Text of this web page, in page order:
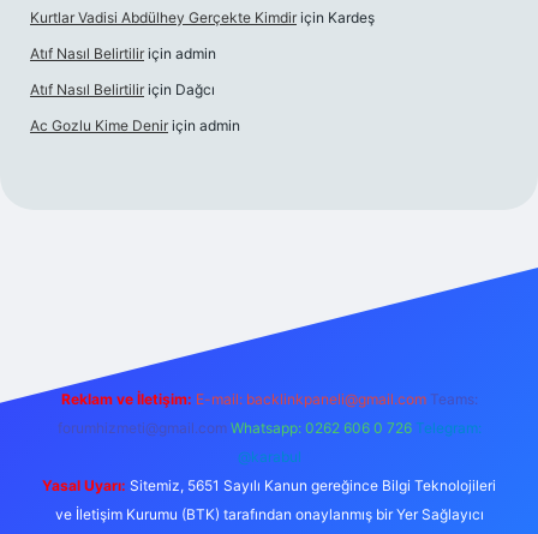
Kurtlar Vadisi Abdülhey Gerçekte Kimdir için Kardeş
Atıf Nasıl Belirtilir için admin
Atıf Nasıl Belirtilir için Dağcı
Ac Gozlu Kime Denir için admin
Reklam ve İletişim: E-mail: backlinkpaneli@gmail.com Teams:
forumhizmeti@gmail.com Whatsapp: 0262 606 0 726 Telegram:
@karabul
Yasal Uyarı: Sitemiz, 5651 Sayılı Kanun gereğince Bilgi Teknolojileri
ve İletişim Kurumu (BTK) tarafından onaylanmış bir Yer Sağlayıcı